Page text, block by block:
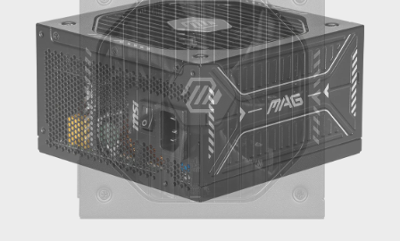
PCIE 5.1
(12V-2x6 PIN) x 1
1 X
SATA / PERIPHERAL